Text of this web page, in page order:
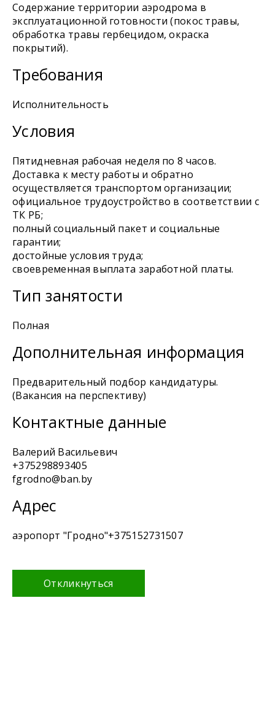
Содержание территории аэродрома в
эксплуатационной готовности (покос травы,
обработка травы гербецидом, окраска
покрытий).
Требования
Исполнительность
Условия
Пятидневная рабочая неделя по 8 часов.
Доставка к месту работы и обратно
осуществляется транспортом организации;
официальное трудоустройство в соответствии с
ТК РБ;
полный социальный пакет и социальные
гарантии;
достойные условия труда;
своевременная выплата заработной платы.
Тип занятости
Полная
Дополнительная информация
Предварительный подбор кандидатуры.
(Вакансия на перспективу)
Контактные данные
Валерий Васильевич
+375298893405
fgrodno@ban.by
Адрес
аэропорт "Гродно"+375152731507
Откликнуться